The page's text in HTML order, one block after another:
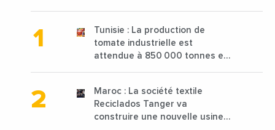
Tunisie : La production de
tomate industrielle est
attendue à 850 000 tonnes en
Maroc : La société textile
Reciclados Tanger va
construire une nouvelle usine